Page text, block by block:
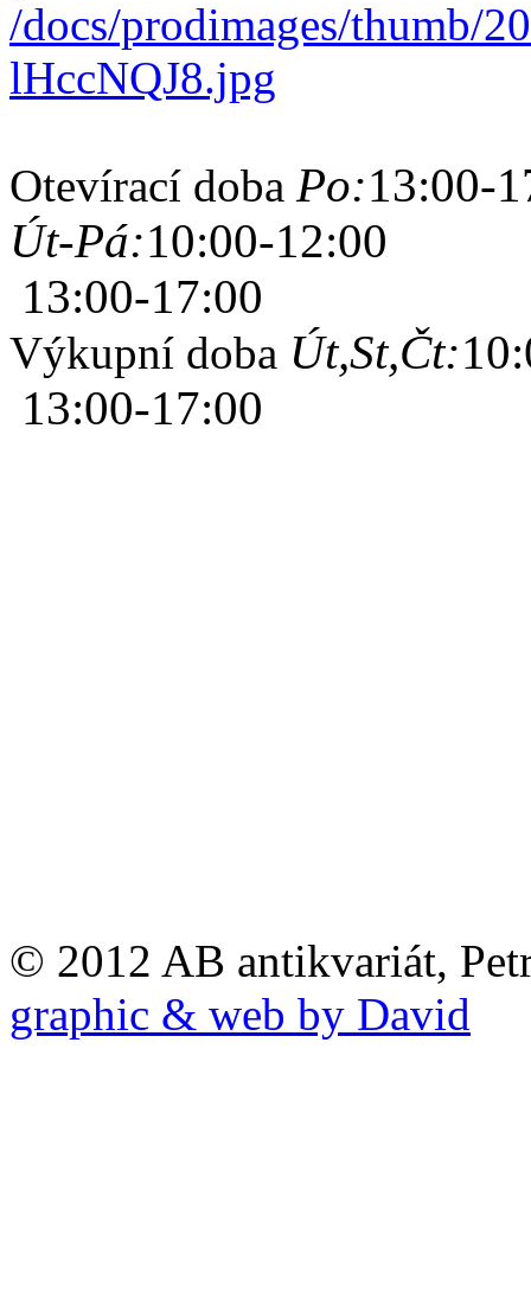
Otevírací doba Po:13:00-
Út-Pá:10:00-12:00
13:00-17:00
Výkupní doba Út,St,Čt:
13:00-17:00
© 2012 AB antikvariát,
graphic & web by David